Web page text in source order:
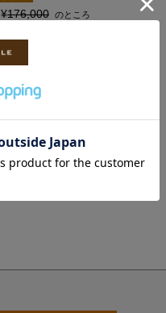
¥176,000 のところ
¥88,000